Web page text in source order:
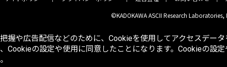
©KADOKAWA ASCII Research Laboratories,
握や広告配信などのために、Cookieを使用してアクセスデー
Cookieの設定や使用に同意したことになります。Cookieの設